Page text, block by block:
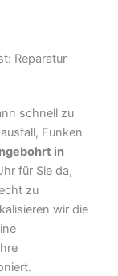
Reparatur-
schnell zu
Funken
in
für Sie da,
zu
wir die